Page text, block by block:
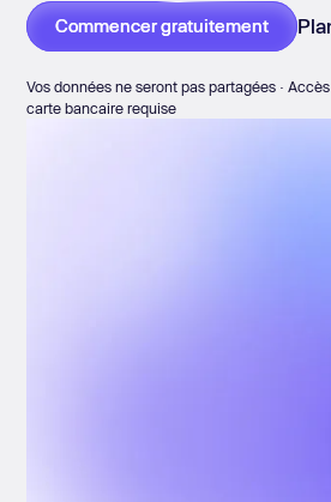
Commencer gratuitement
Vos données ne seront pas partagées ·
carte bancaire requise